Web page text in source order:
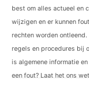
best om alles actueel en
wijzigen en er kunnen
rechten worden
regels en procedures bij
is algemene informatie
een fout? Laat het ons